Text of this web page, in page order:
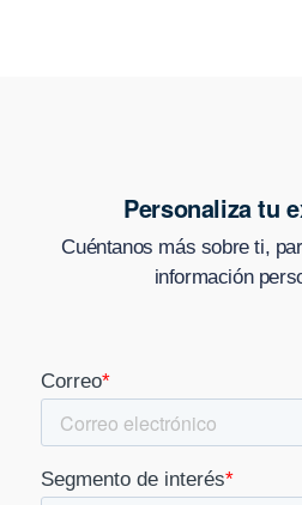
Personaliza tu
Cuéntanos más sobre ti,
información